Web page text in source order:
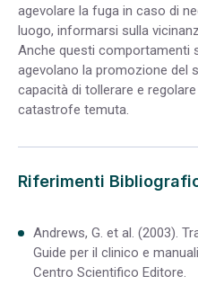
agevolare la fuga in caso di
luogo, informarsi sulla
Anche questi comportamenti
agevolano la promozione del
capacità di tollerare e
catastrofe temuta.
Riferimenti
Andrews, G. et al. (2003).
Guide per il clinico e
Centro Scientifico Editore.